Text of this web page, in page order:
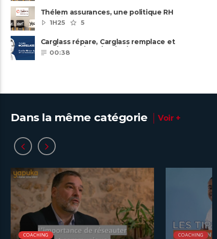
Thélem assurances, une politique RH
ambitieuse
1H25 5
Carglass répare, Carglass remplace et
Carglass embauche également.
00:38
Dans la même catégorie Voir +
COACHING COACHING